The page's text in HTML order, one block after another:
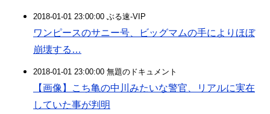
2018-01-01 23:00:00 ぶる速-VIP
ワンピースのサニー号、ビッグマムの手によりほぼ
崩壊する…
2018-01-01 23:00:00 無題のドキュメント
【画像】こち亀の中川みたいな警官、リアルに実在
していた事が判明